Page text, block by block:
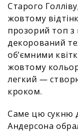
Старого
жовтому
прозорий топ з
декорований
об’ємними
жовтому
легкий —
кроком.
Саме цю сукню
Андерсона